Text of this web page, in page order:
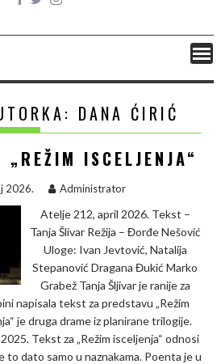
DANA ĆIRIĆ
„REŽIM ISCELJENJA“
2026. Administrator
Atelje 212, april 2026. Tekst –
Tanja Šlivar Režija – Đorđe Nešović
Uloge: Ivan Jevtović, Natalija
Stepanović Dragana Đukić Marko
Grabež Tanja Šljivar je ranije za
napisala tekst za predstavu „Režim
je druga drame iz planirane trilogije.
Tekst za „Režim isceljenja“ odnosi
to dato samo u naznakama. Poenta je u